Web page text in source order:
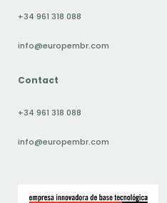
+34 961 318 088
info@europembr.com
Contact
+34 961 318 088
info@europembr.com